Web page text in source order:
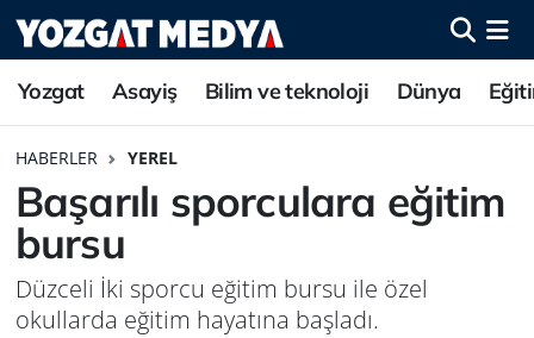
Yozgat Asayiş Bilim ve teknoloji Dünya
HABERLER YEREL
Başarılı sporculara eğitim
bursu
Düzceli İki sporcu eğitim bursu ile özel
okullarda eğitim hayatına başladı.